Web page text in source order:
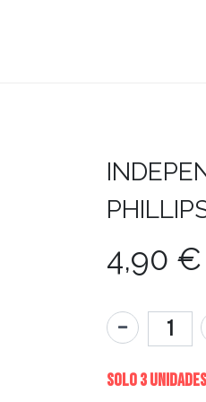
4,90 €
Solo 3